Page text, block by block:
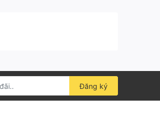
bảo dưỡng chuyên
Đăng ký